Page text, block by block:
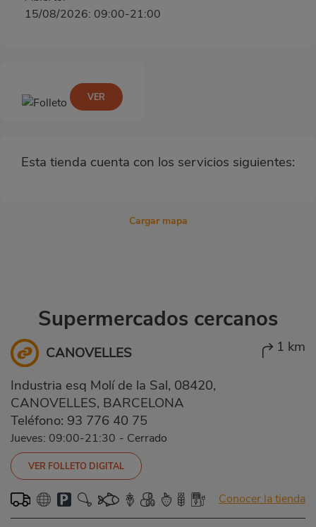
15/08/2026: 09:00-21:00
Esta tienda cuenta con los servicios siguientes:
VER
Cargar mapa
Supermercados cercanos
CANOVELLES 1 km
Industria esq Molí de la Sal, 08420,
CANOVELLES, BARCELONA
Teléfono: 93 776 40 75
Jueves: 09:00-21:30 - Cerrado
VER FOLLETO DIGITAL
Conocer la tienda